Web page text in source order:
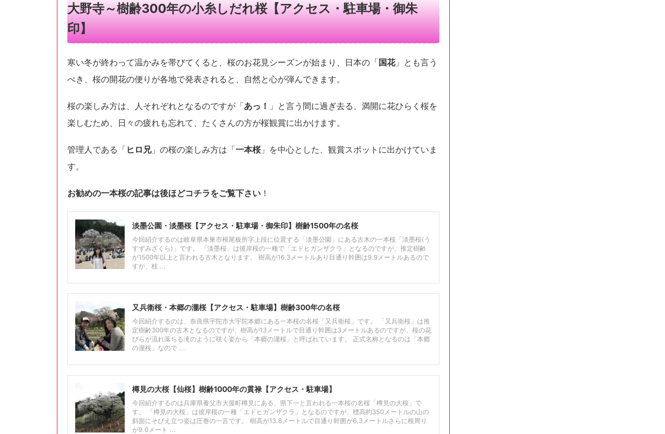
大野寺～樹齢300年の小糸しだれ桜【アクセス・駐車場・御朱
印】
寒い冬が終わって温かみを帯びてくると、桜のお花見シーズンが始まり、日本の「 国花」とも言う
べき、桜の開花の便りが各地で発表されると、自然と心が弾んできます。
桜の楽しみ方は、人それぞれとなるのですが「 あっ！
」と言う間に過ぎ去る、満開に花ひらく桜を
楽しむため、日々の疲れも忘れて、たくさんの方が桜観賞に出かけます。
管理人である「 ヒロ兄」の桜の楽しみ方は「 一本桜」を中心とした、観賞スポットに出かけていま
す。
お勧めの一本桜の記事は後ほどコチラをご覧下さい ！
淡墨公園・淡墨桜【アクセス・駐車場・御朱印】樹齢1500年の名桜
今回紹介するのは岐阜県本巣市根尾板所字上段に位置する「淡墨公園」にある古木の一本桜「淡墨桜(う
すずみざくら)」です。 「淡墨桜」は彼岸桜の一種で「エドヒガンザクラ」となるのですが、推定樹齢
が1500年以上と言われる古木となります。 樹高が16.3メートルあり目通り幹囲は9.9メートルあるので
すが、枝 ...
又兵衛桜・本郷の瀧桜【アクセス・駐車場】樹齢300年の名桜
今回紹介するのは、奈良県宇陀市大宇陀本郷にある一本桜の名桜「又兵衛桜」です。 「又兵衛桜」は推
定樹齢300年の古木となるのですが、樹高が13メートルで目通り幹囲は3メートルあるのですが、桜の花
びらが流れ落ちる滝のように咲く姿から「本郷の瀧桜」と呼ばれています。 正式名称となるのは「本郷
の瀧桜」なので ...
樽見の大桜【仙桜】樹齢1000年の貫禄【アクセス・駐車場】
今回紹介するのは兵庫県養父市大屋町樽見にある、県下一と言われる一本桜の名桜「樽見の大桜」で
す。 「樽見の大桜」は彼岸桜の一種「エドヒガンザクラ」となるのですが、標高約350メートルの山の
斜面にそびえ立つ姿は圧巻の一言です。 樹高が13.8メートルで目通り幹囲が6.3メートルさらに根周り
が9.0メート ...